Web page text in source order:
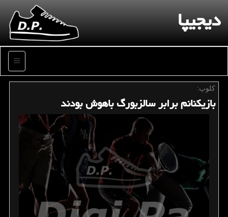
دیجیپا
منو
كلوپ:
بازیكنانم برابر سالزبورگ باهوش بودند